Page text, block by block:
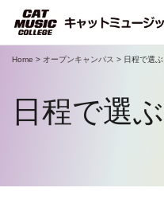
CATについて
Home > オープンキャンパス > 日程で選ぶ
日程で選ぶ